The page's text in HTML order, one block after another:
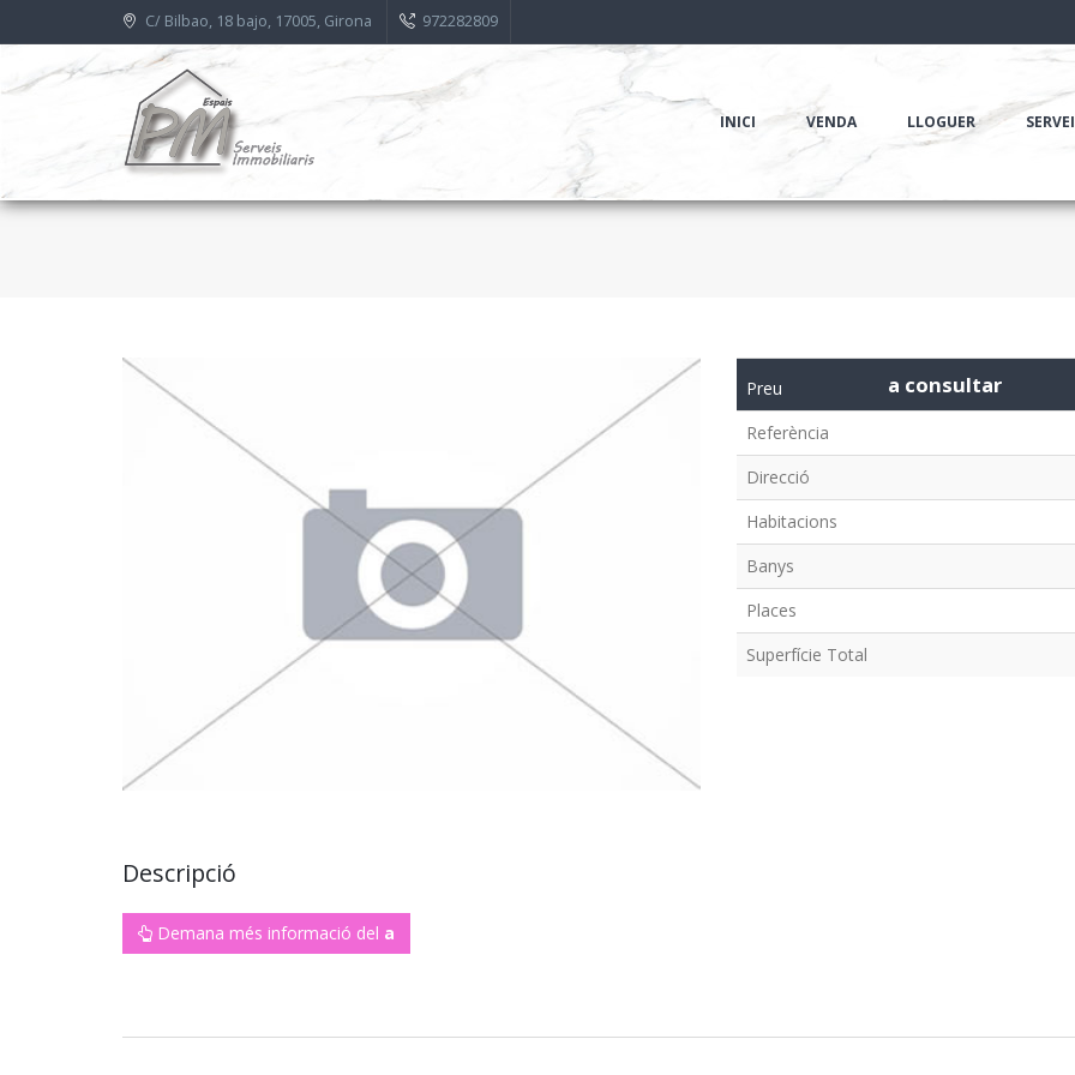
C/ Bilbao, 18 bajo, 17005, Girona 972282809
INICI VENDA LLOGUER
Preu a consultar
Referència
Direcció
Habitacions
Banys
Places
Superfície Total
Descripció
Demana més informació del a